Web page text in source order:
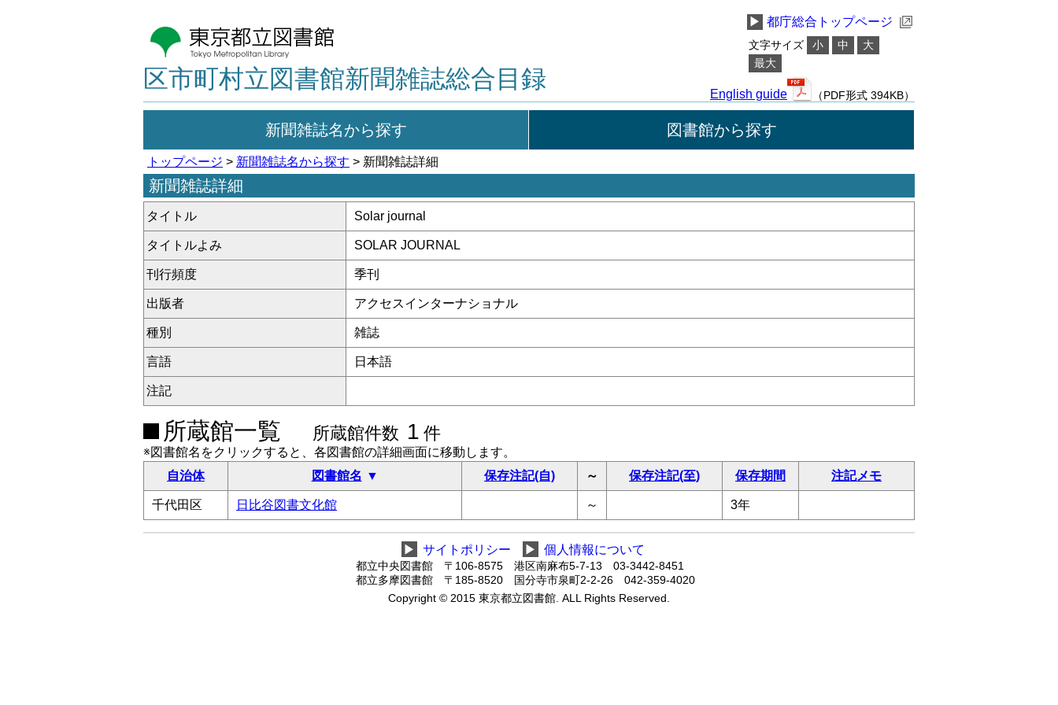
区市町村立図書館新聞雑誌総合目録
▶ 都庁総合トップページ
文字サイズ 小 中
大
最大
English guide （PDF形式 394KB）
新聞雑誌名から探す 図書館から探す
トップページ > 新聞雑誌名から探す > 新聞雑誌詳細
新聞雑誌詳細
タイトル Solar journal
タイトルよみ SOLAR JOURNAL
刊行頻度 季刊
出版者 アクセスインターナショナル
種別 雑誌
言語 日本語
注記
所蔵館一覧 所蔵館件数 1 件
※図書館名をクリックすると、各図書館の詳細画面に移動します。
自治体
図書館名 保存注記(自) ～ 保存注記(至) 保存期間 注記メモ
千代田区 日比谷図書文化館 ～ 3年
▶ サイトポリシー ▶ 個人情報について
都立中央図書館 〒106-8575 港区南麻布5-7-13 03-3442-8451
都立多摩図書館 〒185-8520 国分寺市泉町2-2-26 042-359-4020
Copyright © 2015 東京都立図書館. ALL Rights Reserved.